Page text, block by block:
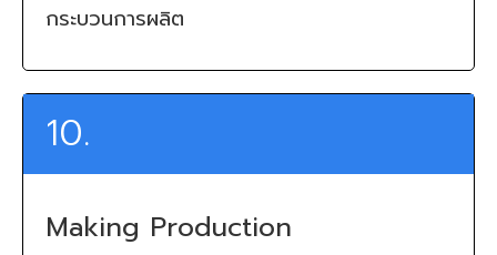
กระบวนการผลิต
10.
Making Production